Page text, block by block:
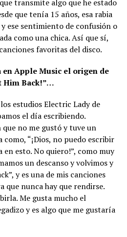
transmite algo que he estado
que tenía 15 años, esa rabia
ese sentimiento de confusión o
como una chica. Así que sí,
favoritas del disco.
Apple Music el origen de
Him Back!”…
estudios Electric Lady de
el día escribiendo.
no me gustó y tuve un
“¡Dios, no puedo escribir
en esto. No quiero!”, como muy
un descanso y volvimos y
y es una de mis canciones
que nunca hay que rendirse.
Me gusta mucho el
y es algo que me gustaría